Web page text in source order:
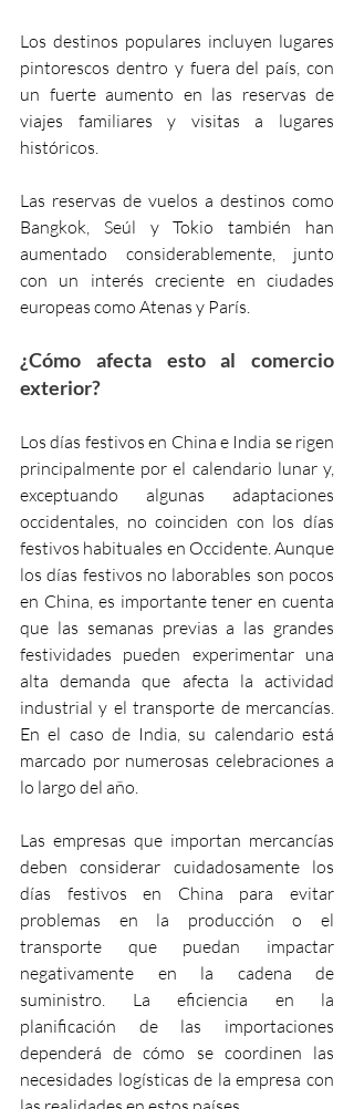
Los destinos populares incluyen lugares
pintorescos dentro y fuera del país, con
un fuerte aumento en las reservas de
viajes familiares y visitas a lugares
históricos.
Las reservas de vuelos a destinos como
Bangkok, Seúl y Tokio también han
aumentado considerablemente, junto
con un interés creciente en ciudades
europeas como Atenas y París.
¿Cómo afecta esto al comercio
exterior?
Los días festivos en China e India se rigen
principalmente por el calendario lunar y,
exceptuando algunas adaptaciones
occidentales, no coinciden con los días
festivos habituales en Occidente. Aunque
los días festivos no laborables son pocos
en China, es importante tener en cuenta
que las semanas previas a las grandes
festividades pueden experimentar una
alta demanda que afecta la actividad
industrial y el transporte de mercancías.
En el caso de India, su calendario está
marcado por numerosas celebraciones a
lo largo del año.
Las empresas que importan mercancías
deben considerar cuidadosamente los
días festivos en China para evitar
problemas en la producción o el
transporte que puedan impactar
negativamente en la cadena de
suministro. La eficiencia en la
planificación de las importaciones
dependerá de cómo se coordinen las
necesidades logísticas de la empresa con